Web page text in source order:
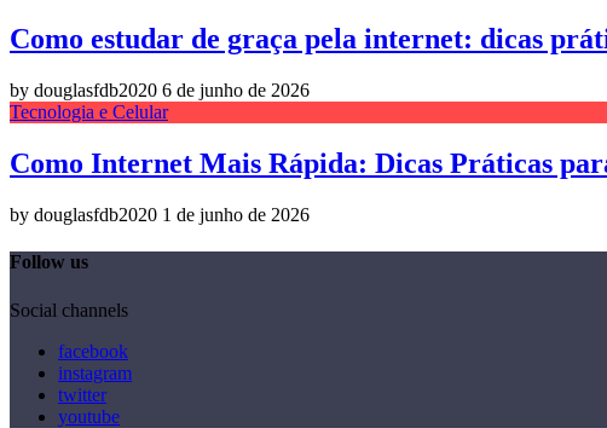
Como estudar de graça pela internet: dicas
by douglasfdb2020 6 de junho de 2026
Tecnologia e Celular
Como Internet Mais Rápida: Dicas Práticas
by douglasfdb2020 1 de junho de 2026
Follow us
Social channels
facebook
instagram
twitter
youtube